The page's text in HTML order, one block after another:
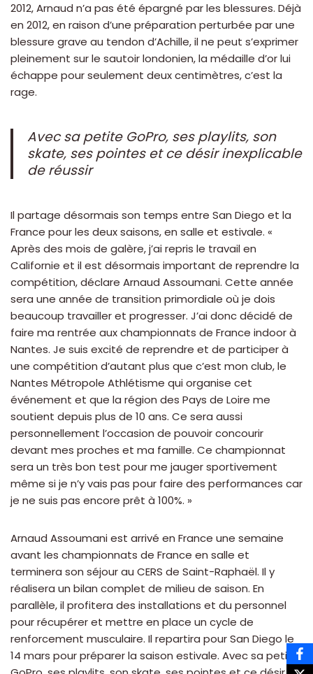
2012, Arnaud n’a pas été épargné par les blessures. Déjà
en 2012, en raison d’une préparation perturbée par une
blessure grave au tendon d’Achille, il ne peut s’exprimer
pleinement sur le sautoir londonien, la médaille d’or lui
échappe pour seulement deux centimètres, c’est la
rage.
Avec sa petite GoPro, ses playlits, son
skate, ses pointes et ce désir inexplicable
de réussir
Il partage désormais son temps entre San Diego et la
France pour les deux saisons, en salle et estivale. «
Après des mois de galère, j’ai repris le travail en
Californie et il est désormais important de reprendre la
compétition, déclare Arnaud Assoumani. Cette année
sera une année de transition primordiale où je dois
beaucoup travailler et progresser. J’ai donc décidé de
faire ma rentrée aux championnats de France indoor à
Nantes. Je suis excité de reprendre et de participer à
une compétition d’autant plus que c’est mon club, le
Nantes Métropole Athlétisme qui organise cet
événement et que la région des Pays de Loire me
soutient depuis plus de 10 ans. Ce sera aussi
personnellement l’occasion de pouvoir concourir
devant mes proches et ma famille. Ce championnat
sera un très bon test pour me jauger sportivement
même si je n’y vais pas pour faire des performances car
je ne suis pas encore prêt à 100%. »
Arnaud Assoumani est arrivé en France une semaine
avant les championnats de France en salle et
terminera son séjour au CERS de Saint-Raphaël. Il y
réalisera un bilan complet de milieu de saison. En
parallèle, il profitera des installations et du personnel
pour récupérer et mettre en place un cycle de
renforcement musculaire. Il repartira pour San Diego le
14 mars pour préparer la saison estivale. Avec sa petite